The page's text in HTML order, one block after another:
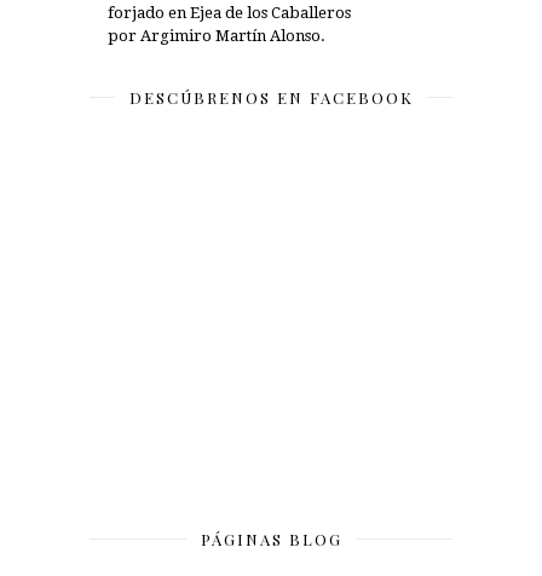
forjado en Ejea de los Caballeros
por Argimiro Martín Alonso.
DESCÚBRENOS EN FACEBOOK
PÁGINAS BLOG